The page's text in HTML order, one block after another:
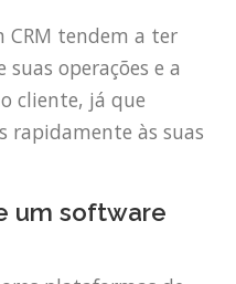
CRM tendem a ter
operações e a
cliente, já que
rapidamente às suas
um software